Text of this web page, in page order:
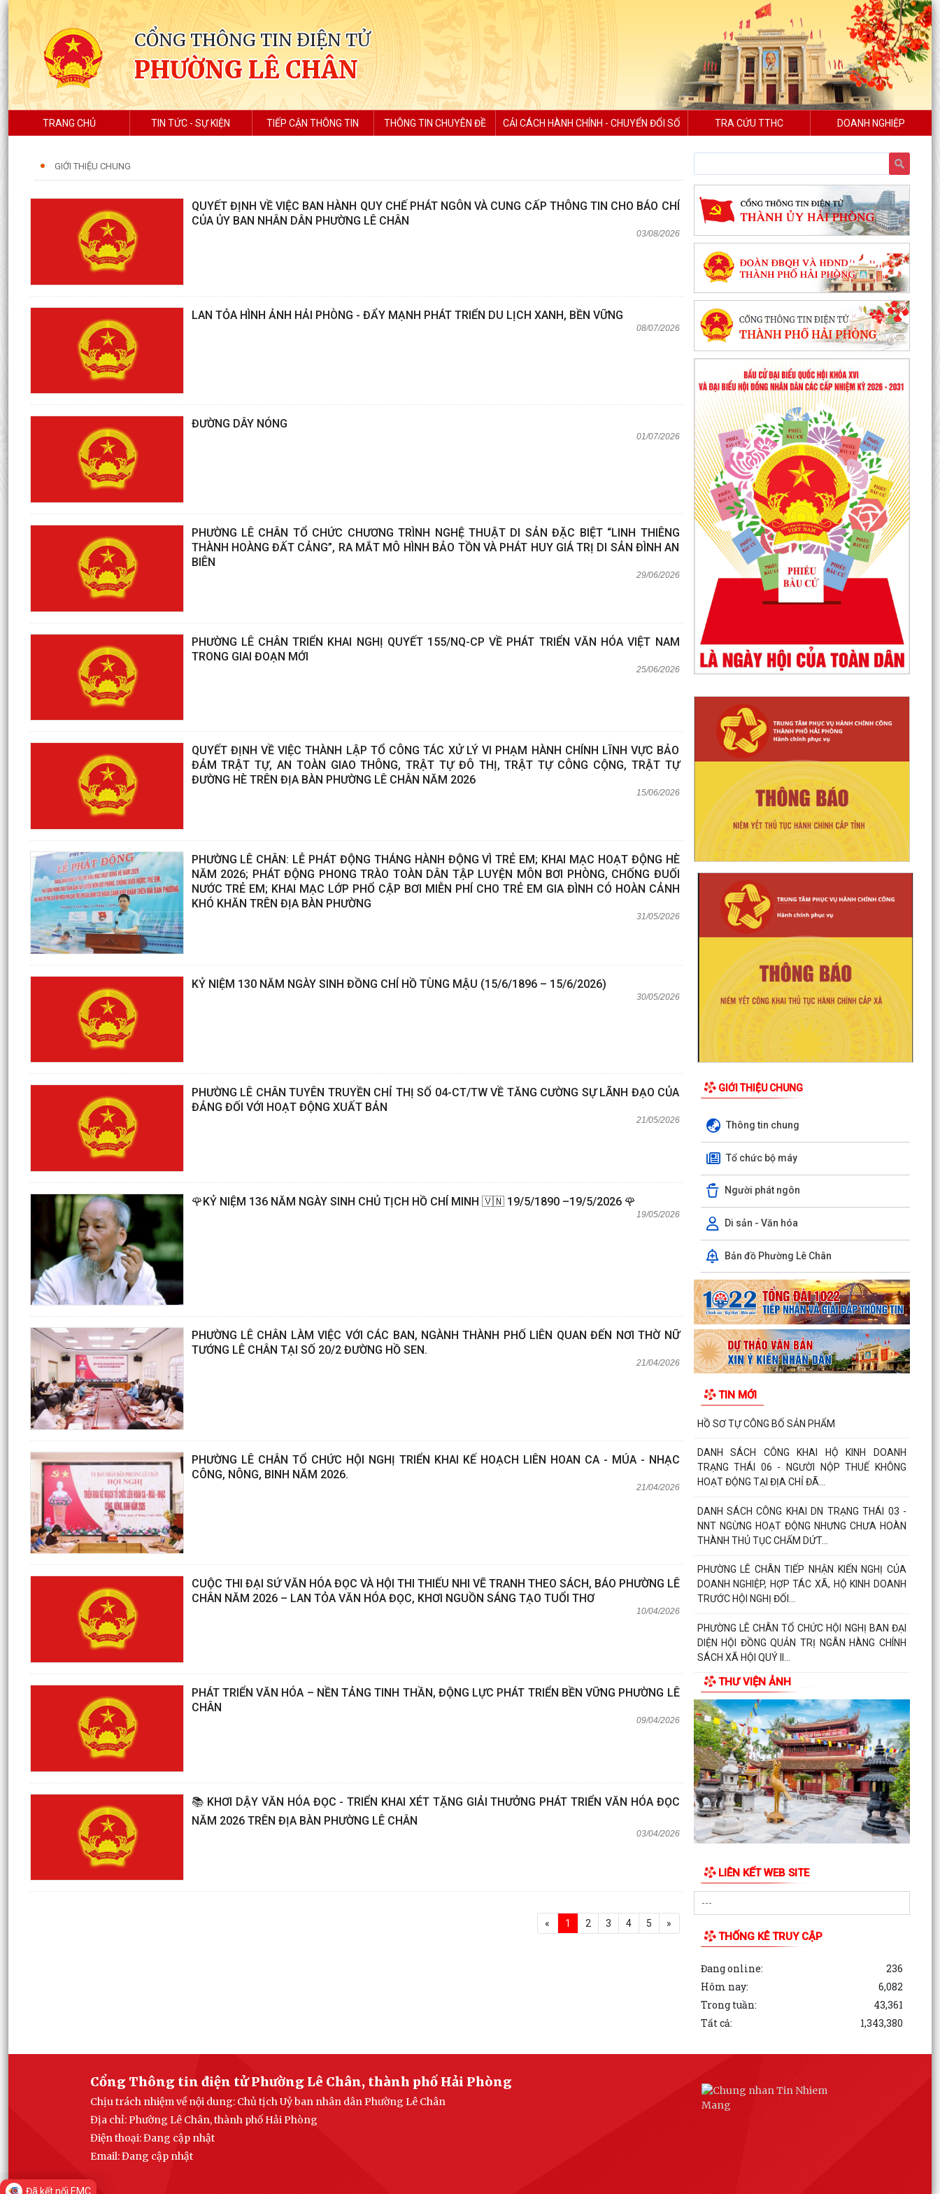
CỔNG THÔNG TIN ĐIỆN TỬ
PHƯỜNG LÊ CHÂN
TRANG CHỦ TIN TỨC - SỰ KIỆN TIẾP CẬN THÔNG TIN THÔNG TIN CHUYÊN ĐỀ CẢI CÁCH HÀNH CHÍNH - CHUYỂN ĐỔI SỐ TRA CỨU TTHC DOANH NGHIỆP
GIỚI THIỆU CHUNG
QUYẾT ĐỊNH VỀ VIỆC BAN HÀNH QUY CHẾ PHÁT NGÔN VÀ CUNG CẤP THÔNG TIN CHO BÁO CHÍ
CỦA ỦY BAN NHÂN DÂN PHƯỜNG LÊ CHÂN
03/08/2026
LAN TỎA HÌNH ẢNH HẢI PHÒNG - ĐẨY MẠNH PHÁT TRIỂN DU LỊCH XANH, BỀN VỮNG
08/07/2026
ĐƯỜNG DÂY NÓNG
01/07/2026
PHƯỜNG LÊ CHÂN TỔ CHỨC CHƯƠNG TRÌNH NGHỆ THUẬT DI SẢN ĐẶC BIỆT “LINH THIÊNG
THÀNH HOÀNG ĐẤT CẢNG”, RA MẮT MÔ HÌNH BẢO TỒN VÀ PHÁT HUY GIÁ TRỊ DI SẢN ĐÌNH AN
BIÊN
29/06/2026
PHƯỜNG LÊ CHÂN TRIỂN KHAI NGHỊ QUYẾT 155/NQ-CP VỀ PHÁT TRIỂN VĂN HÓA VIỆT NAM
TRONG GIAI ĐOẠN MỚI
25/06/2026
QUYẾT ĐỊNH VỀ VIỆC THÀNH LẬP TỔ CÔNG TÁC XỬ LÝ VI PHẠM HÀNH CHÍNH LĨNH VỰC BẢO
ĐẢM TRẬT TỰ, AN TOÀN GIAO THÔNG, TRẬT TỰ ĐÔ THỊ, TRẬT TỰ CÔNG CỘNG, TRẬT TỰ
ĐƯỜNG HÈ TRÊN ĐỊA BÀN PHƯỜNG LÊ CHÂN NĂM 2026
15/06/2026
PHƯỜNG LÊ CHÂN: LỄ PHÁT ĐỘNG THÁNG HÀNH ĐỘNG VÌ TRẺ EM; KHAI MẠC HOẠT ĐỘNG HÈ
NĂM 2026; PHÁT ĐỘNG PHONG TRÀO TOÀN DÂN TẬP LUYỆN MÔN BƠI PHÒNG, CHỐNG ĐUỐI
NƯỚC TRẺ EM; KHAI MẠC LỚP PHỔ CẬP BƠI MIỄN PHÍ CHO TRẺ EM GIA ĐÌNH CÓ HOÀN CẢNH
KHÓ KHĂN TRÊN ĐỊA BÀN PHƯỜNG
31/05/2026
KỶ NIỆM 130 NĂM NGÀY SINH ĐỒNG CHÍ HỒ TÙNG MẬU (15/6/1896 – 15/6/2026)
30/05/2026
PHƯỜNG LÊ CHÂN TUYÊN TRUYỀN CHỈ THỊ SỐ 04-CT/TW VỀ TĂNG CƯỜNG SỰ LÃNH ĐẠO CỦA
ĐẢNG ĐỐI VỚI HOẠT ĐỘNG XUẤT BẢN
21/05/2026
🌹KỶ NIỆM 136 NĂM NGÀY SINH CHỦ TỊCH HỒ CHÍ MINH 🇻🇳 19/5/1890 –19/5/2026 🌹
19/05/2026
PHƯỜNG LÊ CHÂN LÀM VIỆC VỚI CÁC BAN, NGÀNH THÀNH PHỐ LIÊN QUAN ĐẾN NƠI THỜ NỮ
TƯỚNG LÊ CHÂN TẠI SỐ 20/2 ĐƯỜNG HỒ SEN.
21/04/2026
PHƯỜNG LÊ CHÂN TỔ CHỨC HỘI NGHỊ TRIỂN KHAI KẾ HOẠCH LIÊN HOAN CA - MÚA - NHẠC
CÔNG, NÔNG, BINH NĂM 2026.
21/04/2026
CUỘC THI ĐẠI SỨ VĂN HÓA ĐỌC VÀ HỘI THI THIẾU NHI VẼ TRANH THEO SÁCH, BÁO PHƯỜNG LÊ
CHÂN NĂM 2026 – LAN TỎA VĂN HÓA ĐỌC, KHƠI NGUỒN SÁNG TẠO TUỔI THƠ
10/04/2026
PHÁT TRIỂN VĂN HÓA – NỀN TẢNG TINH THẦN, ĐỘNG LỰC PHÁT TRIỂN BỀN VỮNG PHƯỜNG LÊ
CHÂN
09/04/2026
📚 KHƠI DẬY VĂN HÓA ĐỌC - TRIỂN KHAI XÉT TẶNG GIẢI THƯỞNG PHÁT TRIỂN VĂN HÓA ĐỌC
NĂM 2026 TRÊN ĐỊA BÀN PHƯỜNG LÊ CHÂN
03/04/2026
« 1 2 3 4 5 »
GIỚI THIỆU CHUNG
Thông tin chung
Tổ chức bộ máy
Người phát ngôn
Di sản - Văn hóa
Bản đồ Phường Lê Chân
TIN MỚI
HỒ SƠ TỰ CÔNG BỐ SẢN PHẨM
DANH SÁCH CÔNG KHAI HỘ KINH DOANH
TRẠNG THÁI 06 - NGƯỜI NỘP THUẾ KHÔNG
HOẠT ĐỘNG TẠI ĐỊA CHỈ ĐÃ...
DANH SÁCH CÔNG KHAI DN TRẠNG THÁI 03 -
NNT NGỪNG HOẠT ĐỘNG NHƯNG CHƯA HOÀN
THÀNH THỦ TỤC CHẤM DỨT...
PHƯỜNG LÊ CHÂN TIẾP NHẬN KIẾN NGHỊ CỦA
DOANH NGHIỆP, HỢP TÁC XÃ, HỘ KINH DOANH
TRƯỚC HỘI NGHỊ ĐỐI...
PHƯỜNG LÊ CHÂN TỔ CHỨC HỘI NGHỊ BAN ĐẠI
DIỆN HỘI ĐỒNG QUẢN TRỊ NGÂN HÀNG CHÍNH
SÁCH XÃ HỘI QUÝ II...
PHÓ BÍ THƯ THƯỜNG TRỰC ĐẢNG ỦY PHƯỜNG
DỰ SINH HOẠT CHI BỘ TỔ DÂN PHỐ SỐ 19
THƯ VIỆN ẢNH
LIÊN KẾT WEB SITE
THỐNG KÊ TRUY CẬP
Đang online:
236
Hôm nay:
6,082
Trong tuần:
43,361
Tất cả:
1,343,380
Cổng Thông tin điện tử Phường Lê Chân, thành phố Hải Phòng
Chịu trách nhiệm về nội dung: Chủ tịch Uỷ ban nhân dân Phường Lê Chân
Địa chỉ: Phường Lê Chân, thành phố Hải Phòng
Điện thoại: Đang cập nhật
Email:Đang cập nhật
Đã kết nối EMC